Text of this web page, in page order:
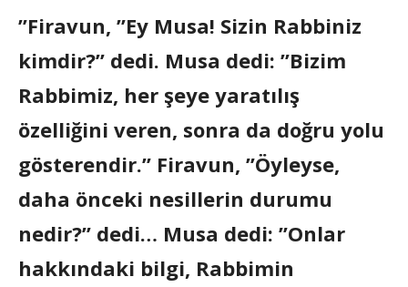
”Firavun, ”Ey Musa! Sizin Rabbiniz
kimdir?” dedi. Musa dedi: ”Bizim
Rabbimiz, her şeye yaratılış
özelliğini veren, sonra da doğru yolu
gösterendir.” Firavun, ”Öyleyse,
daha önceki nesillerin durumu
nedir?” dedi… Musa dedi: ”Onlar
hakkındaki bilgi, Rabbimin